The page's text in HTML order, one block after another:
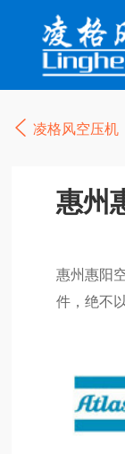
凌格风空压机
惠州
惠州惠阳
件，绝不